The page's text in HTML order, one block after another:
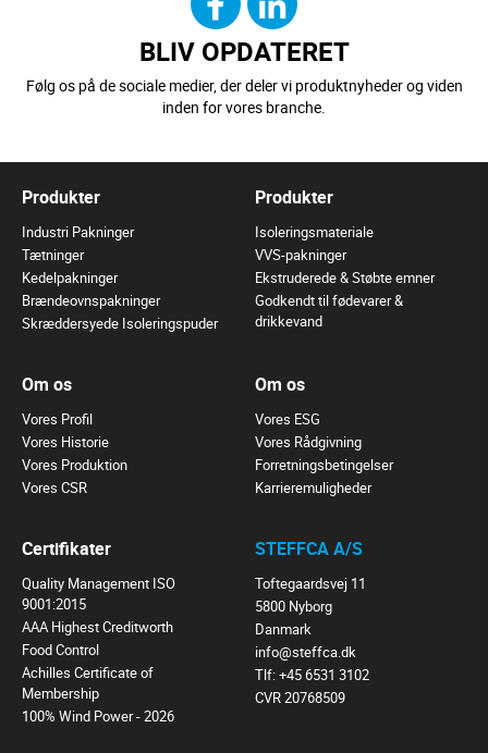
BLIV OPDATERET
Følg os på de sociale medier, der deler vi produktnyheder og viden
inden for vores branche.
Produkter
Industri Pakninger
Tætninger
Kedelpakninger
Brændeovnspakninger
Skræddersyede Isoleringspuder
Produkter
Isoleringsmateriale
VVS-pakninger
Ekstruderede & Støbte emner
Godkendt til fødevarer &
drikkevand
Om os
Vores Profil
Vores Historie
Vores Produktion
Vores CSR
Om os
Vores ESG
Vores Rådgivning
Forretningsbetingelser
Karrieremuligheder
Certifikater
Quality Management ISO
9001:2015
AAA Highest Creditworth
Food Control
Achilles Certificate of
Membership
100% Wind Power - 2026
STEFFCA A/S
Toftegaardsvej 11
5800 Nyborg
Danmark
info@steffca.dk
Tlf:+45 6531 3102
CVR 20768509